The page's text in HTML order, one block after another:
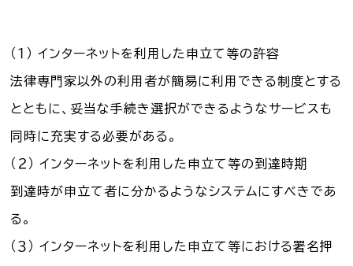
文字サイズ
背景色
（１） インターネットを利用した申立て等の許容
法律専門家以外の利用者が簡易に利用できる制度とする
とともに、妥当な手続き選択ができるようなサービスも
同時に充実する必要がある。
（２） インターネットを利用した申立て等の到達時期
到達時が申立て者に分かるようなシステムにすべきであ
る。
（３） インターネットを利用した申立て等における署名押